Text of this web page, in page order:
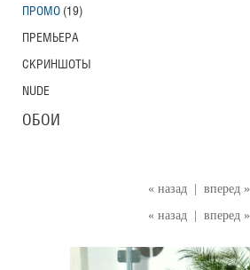
« назад
вперед »
« назад
вперед »
ПРОМО (19)
ПРЕМЬЕРА
СКРИНШОТЫ
NUDE
ОБОИ